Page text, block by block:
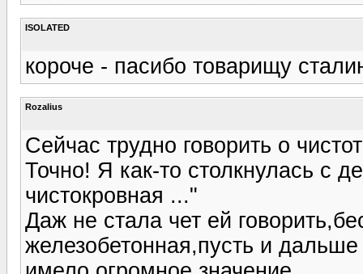
ISOLATED
короче - пасибо товарищу
Rozalius
Сейчас трудно говорить о
Точно! Я как-то столкнулась с
чистокровная ..."
Даж не стала чет ей
железобетонная,пусть и